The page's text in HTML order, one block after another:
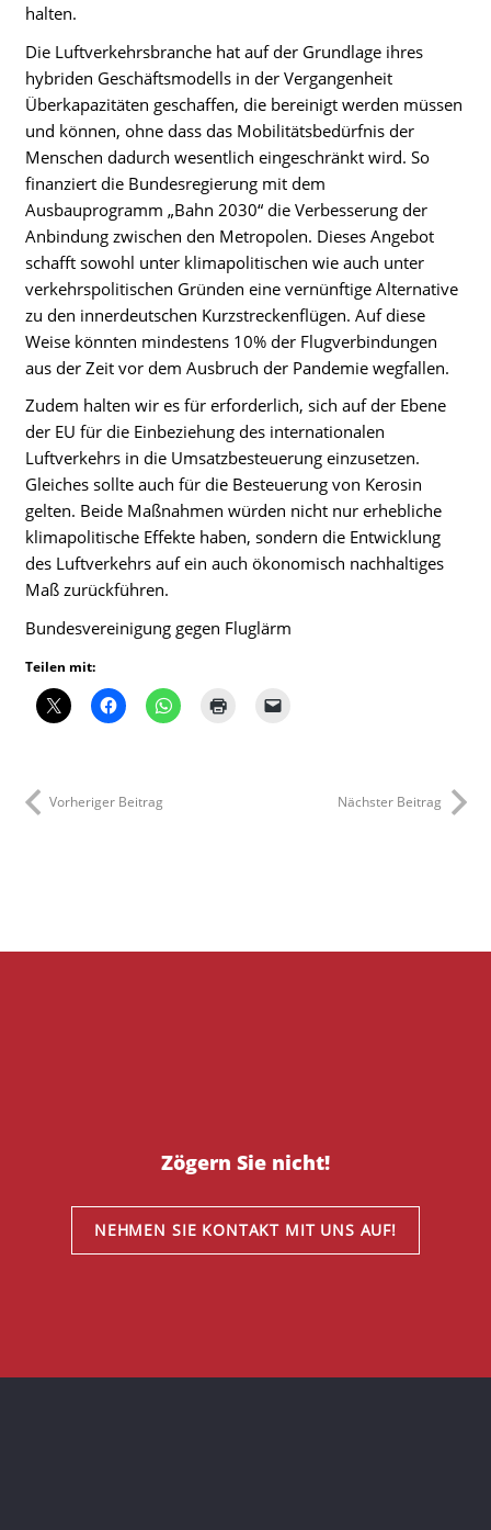
halten.
Die Luftverkehrsbranche hat auf der Grundlage ihres
hybriden Geschäftsmodells in der Vergangenheit
Überkapazitäten geschaffen, die bereinigt werden müssen
und können, ohne dass das Mobilitätsbedürfnis der
Menschen dadurch wesentlich eingeschränkt wird. So
finanziert die Bundesregierung mit dem
Ausbauprogramm „Bahn 2030“ die Verbesserung der
Anbindung zwischen den Metropolen. Dieses Angebot
schafft sowohl unter klimapolitischen wie auch unter
verkehrspolitischen Gründen eine vernünftige Alternative
zu den innerdeutschen Kurzstreckenflügen. Auf diese
Weise könnten mindestens 10% der Flugverbindungen
aus der Zeit vor dem Ausbruch der Pandemie wegfallen.
Zudem halten wir es für erforderlich, sich auf der Ebene
der EU für die Einbeziehung des internationalen
Luftverkehrs in die Umsatzbesteuerung einzusetzen.
Gleiches sollte auch für die Besteuerung von Kerosin
gelten. Beide Maßnahmen würden nicht nur erhebliche
klimapolitische Effekte haben, sondern die Entwicklung
des Luftverkehrs auf ein auch ökonomisch nachhaltiges
Maß zurückführen.
Bundesvereinigung gegen Fluglärm
Teilen mit:
Vorheriger Beitrag Nächster Beitrag
Zögern Sie nicht!
NEHMEN SIE KONTAKT MIT UNS AUF!